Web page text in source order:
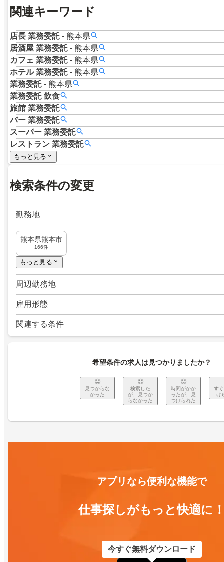
関連キーワード
店長 業務委託 - 熊本県
居酒屋 業務委託 - 熊本県
カフェ 業務委託 - 熊本県
ホテル 業務委託 - 熊本県
業務委託 - 熊本県
業務委託 飲食
旅館 業務委託
バー 業務委託
スーパー 業務委託
レストラン 業務委託
もっと見る
検索条件の変更
勤務地
熊本県熊本市
166件
もっと見る
周辺勤務地
雇用形態
関連する条件
希望条件の求人は見つかりましたか？
見つからな
かった
検索した
が、見つか
らなかった
時間がかか
ったが、見
つけられた
す
け
アプリなら便利な機能で
仕事探しがもっと快適に
今すぐ無料ダウンロード